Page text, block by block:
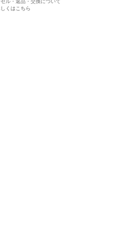
ル・返品・交換について
しくはこちら